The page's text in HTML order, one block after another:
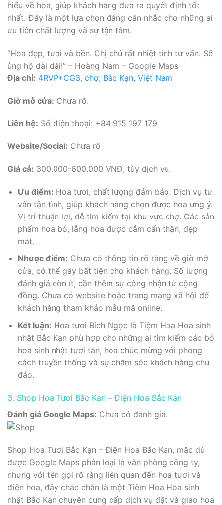
hiểu về hoa, giúp khách hàng đưa ra quyết định tốt
nhất. Đây là một lựa chọn đáng cân nhắc cho những ai
ưu tiên chất lượng và sự tận tâm.
“Hoa đẹp, tươi và bền. Chị chủ rất nhiệt tình tư vấn. Sẽ
ủng hộ dài dài!” – Hoàng Nam – Google Maps
Địa chỉ: 4RVP+CG3, chợ, Bắc Kạn, Việt Nam
Giờ mở cửa: Chưa rõ.
Liên hệ: Số điện thoại: +84 915 197 179
Website/Social: Chưa rõ
Giá cả: 300.000-600.000 VNĐ, tùy dịch vụ.
Ưu điểm: Hoa tươi, chất lượng đảm bảo. Dịch vụ tư
vấn tận tình, giúp khách hàng chọn được hoa ưng ý.
Vị trí thuận lợi, dễ tìm kiếm tại khu vực chợ. Các sản
phẩm hoa bó, lẵng hoa được cắm cẩn thận, đẹp
mắt.
Nhược điểm: Chưa có thông tin rõ ràng về giờ mở
cửa, có thể gây bất tiện cho khách hàng. Số lượng
đánh giá còn ít, cần thêm sự công nhận từ cộng
đồng. Chưa có website hoặc trang mạng xã hội để
khách hàng tham khảo mẫu mã online.
Kết luận: Hoa tươi Bích Ngọc là Tiệm Hoa Hoa sinh
nhật Bắc Kạn phù hợp cho những ai tìm kiếm các bó
hoa sinh nhật tươi tắn, hoa chúc mừng với phong
cách truyền thống và sự chăm sóc khách hàng chu
đáo.
3. Shop Hoa Tươi Bắc Kạn – Điện Hoa Bắc Kạn
Đánh giá Google Maps: Chưa có đánh giá.
Shop Hoa Tươi Bắc Kạn – Điện Hoa Bắc Kạn, mặc dù
được Google Maps phân loại là văn phòng công ty,
nhưng với tên gọi rõ ràng liên quan đến hoa tươi và
điện hoa, đây chắc chắn là một Tiệm Hoa Hoa sinh
nhật Bắc Kạn chuyên cung cấp dịch vụ đặt và giao hoa